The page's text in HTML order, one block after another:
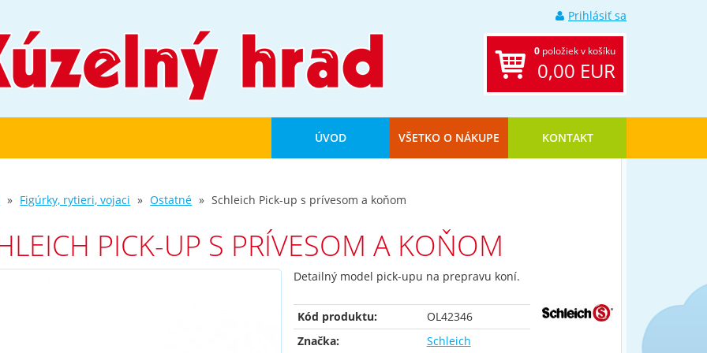
Prihlásiť sa
0 položiek v košíku
0,00 EUR
ÚVOD VŠETKO O NÁKUPE KONTAKT
Figúrky, rytieri, vojaci Ostatné Schleich Pick-up s prívesom a koňom
PICK-UP S PRÍVESOM A KOŇOM
Detailný model pick-upu na prepravu koní.
Kód produktu:
OL42346
Značka:
Schleich